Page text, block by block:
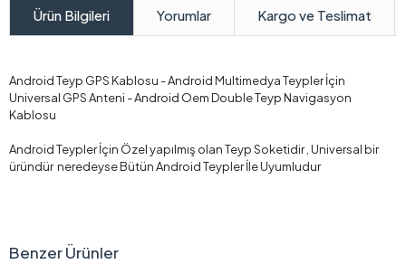
Ürün Bilgileri Yorumlar Kargo ve Teslimat
Android Teyp GPS Kablosu - Android Multimedya Teypler İçin
Universal GPS Anteni - Android Oem Double Teyp Navigasyon
Kablosu
Android Teypler İçin Özel yapılmış olan Teyp Soketidir , Universal bir
üründür neredeyse Bütün Android Teypler İle Uyumludur
Benzer Ürünler